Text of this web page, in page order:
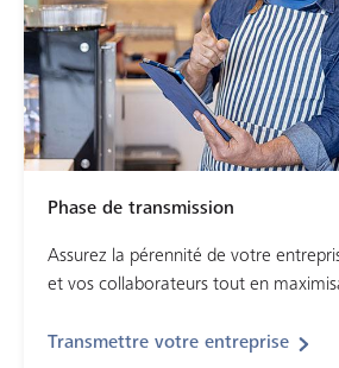
Phase de transmission
Assurez la pérennité de votre
et vos collaborateurs tout en
Transmettre votre entreprise